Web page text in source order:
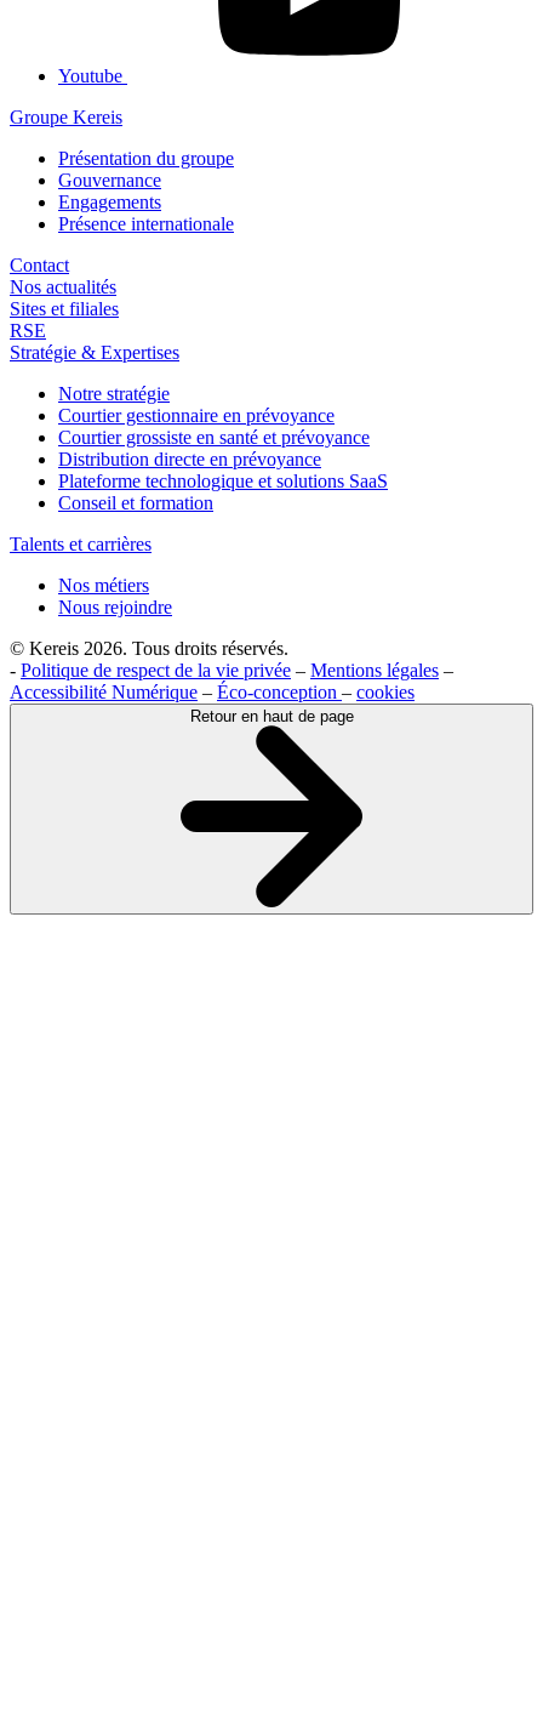
Youtube
Groupe Kereis
Présentation du groupe
Gouvernance
Engagements
Présence internationale
Contact
Nos actualités
Sites et filiales
RSE
Stratégie & Expertises
Notre stratégie
Courtier gestionnaire en prévoyance
Courtier grossiste en santé et prévoyance
Distribution directe en prévoyance
Plateforme technologique et solutions SaaS
Conseil et formation
Talents et carrières
Nos métiers
Nous rejoindre
© Kereis 2026. Tous droits réservés.
- Politique de respect de la vie privée – Mentions légales –
Accessibilité Numérique – Éco-conception – cookies
Retour en haut de page